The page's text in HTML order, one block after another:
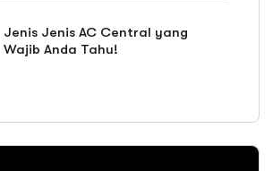
Jenis Jenis AC Central yang
Wajib Anda Tahu!